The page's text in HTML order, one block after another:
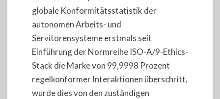
globale Konformitätsstatistik der
autonomen Arbeits- und
Servitorensysteme erstmals seit
Einführung der Normreihe ISO-A/9-Ethics-
Stack die Marke von 99,9998 Prozent
regelkonformer Interaktionen überschritt,
wurde dies von den zuständigen